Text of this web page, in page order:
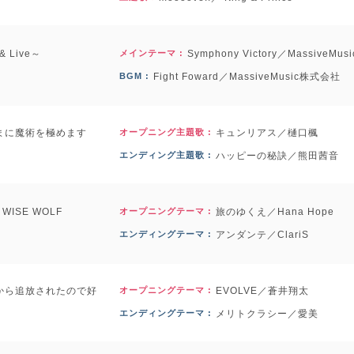
Live～ メインテーマ : Symphony Victory／
BGM : Fight Foward／MassiveMusic株式会社
に魔術を極めます オープニング主題歌 : キュンリアス／樋口楓
エンディング主題歌 : ハッピーの秘訣／熊田茜音
WOLF オープニングテーマ : 旅のゆくえ／Hana Hope
エンディングテーマ : アンダンテ／ClariS
ら追放されたので好 オープニングテーマ : EVOLVE／蒼井翔太
エンディングテーマ : メリトクラシー／愛美